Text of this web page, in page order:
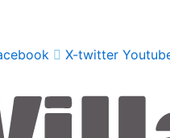
X-twitter